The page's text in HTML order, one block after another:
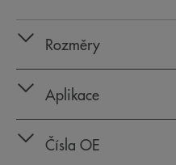
Rozměry
Aplikace
Čísla OE